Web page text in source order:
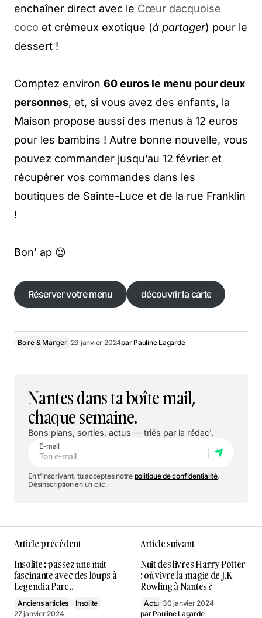
enchaîner direct avec le Cœur dacquoise
coco et crémeux exotique (à partager) pour le
dessert !
Comptez environ 60 euros le menu pour deux
personnes, et, si vous avez des enfants, la
Maison propose aussi des menus à 12 euros
pour les bambins ! Autre bonne nouvelle, vous
pouvez commander jusqu’au 12 février et
récupérer vos commandes dans les
boutiques de Sainte-Luce et de la rue Franklin
!
Bon’ ap 😉
Réserver votre menu
Réserver votre menu
découvrir la carte
découvrir la carte
Boire & Manger 29 janvier 2024par Pauline Lagarde
Nantes dans ta boîte mail,
chaque semaine.
Bons plans, sorties, actus — triés par la rédac'.
E-mail
En t'inscrivant, tu acceptes notre politique de confidentialité.
Désinscription en un clic.
Article précédent
Insolite : passez une nuit
fascinante avec des loups à
Legendia Parc..
Anciens articles
Insolite
27 janvier 2024
Article suivant
Nuit des livres Harry Potter
: où vivre la magie de J.K
Rowling à Nantes ?
Actu 30 janvier 2024
par Pauline Lagarde